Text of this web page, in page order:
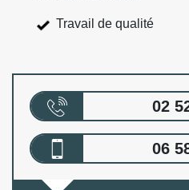
Travail de qualité
02
06